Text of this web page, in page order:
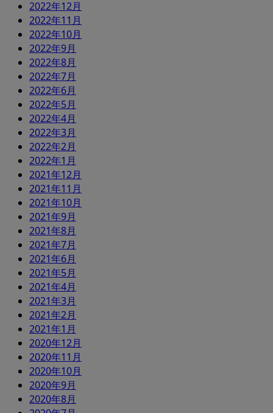
2022年12月
2022年11月
2022年10月
2022年9月
2022年8月
2022年7月
2022年6月
2022年5月
2022年4月
2022年3月
2022年2月
2022年1月
2021年12月
2021年11月
2021年10月
2021年9月
2021年8月
2021年7月
2021年6月
2021年5月
2021年4月
2021年3月
2021年2月
2021年1月
2020年12月
2020年11月
2020年10月
2020年9月
2020年8月